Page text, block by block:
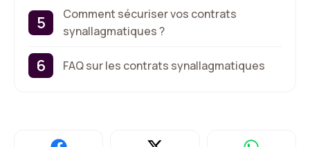
Comment sécuriser vos contrats
synallagmatiques ?
FAQ sur les contrats synallagmatiques